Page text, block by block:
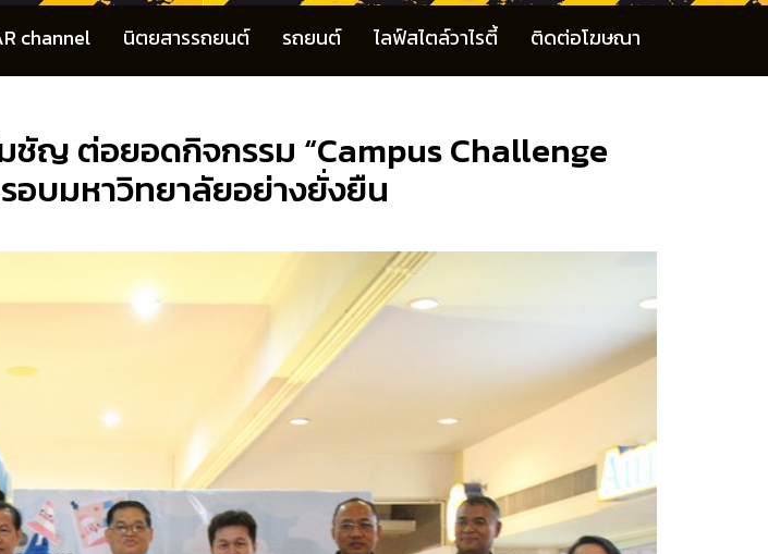
channel นิตยสารรถยนต์ รถยนต์ ไลฟ์สไตล์วาไรตี้ ติดต่อโฆษณา
ญ ต่อยอดกิจกรรม “Campus Challenge
อบมหาวิทยาลัยอย่างยั่งยืน